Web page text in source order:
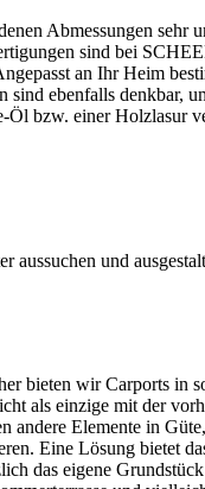
Abmessungen
sind bei
an Ihr Heim
ebenfalls
bzw. einer Holzlasur
aussuchen und
bieten wir Carports in
als einzige mit der
Elemente in
Eine Lösung bietet
das eigene